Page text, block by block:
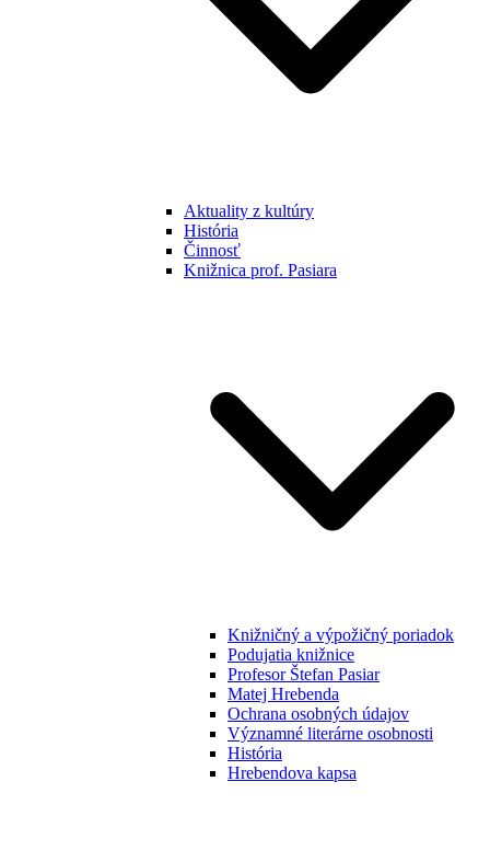
Aktuality z kultúry
História
Činnosť
Knižnica prof. Pasiara
Knižničný a výpožičný poriadok
Podujatia knižnice
Profesor Štefan Pasiar
Matej Hrebenda
Ochrana osobných údajov
Významné literárne osobnosti
História
Hrebendova kapsa